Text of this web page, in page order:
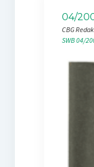
04/
CBG
SWB 04/